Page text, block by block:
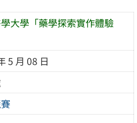
大學「藥學探索實作體驗
5 月 08 日